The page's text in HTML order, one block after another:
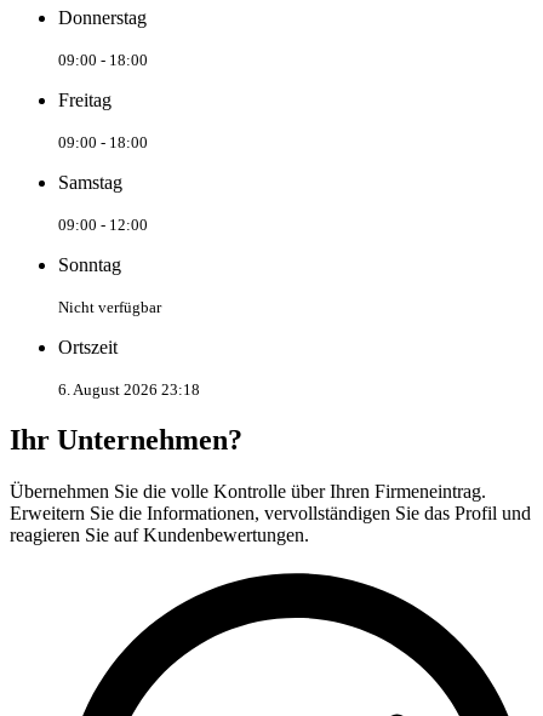
Donnerstag
09:00 - 18:00
Freitag
09:00 - 18:00
Samstag
09:00 - 12:00
Sonntag
Nicht verfügbar
Ortszeit
6. August 2026 23:18
Ihr Unternehmen?
Übernehmen Sie die volle Kontrolle über Ihren Firmeneintrag.
Erweitern Sie die Informationen, vervollständigen Sie das Profil und
reagieren Sie auf Kundenbewertungen.